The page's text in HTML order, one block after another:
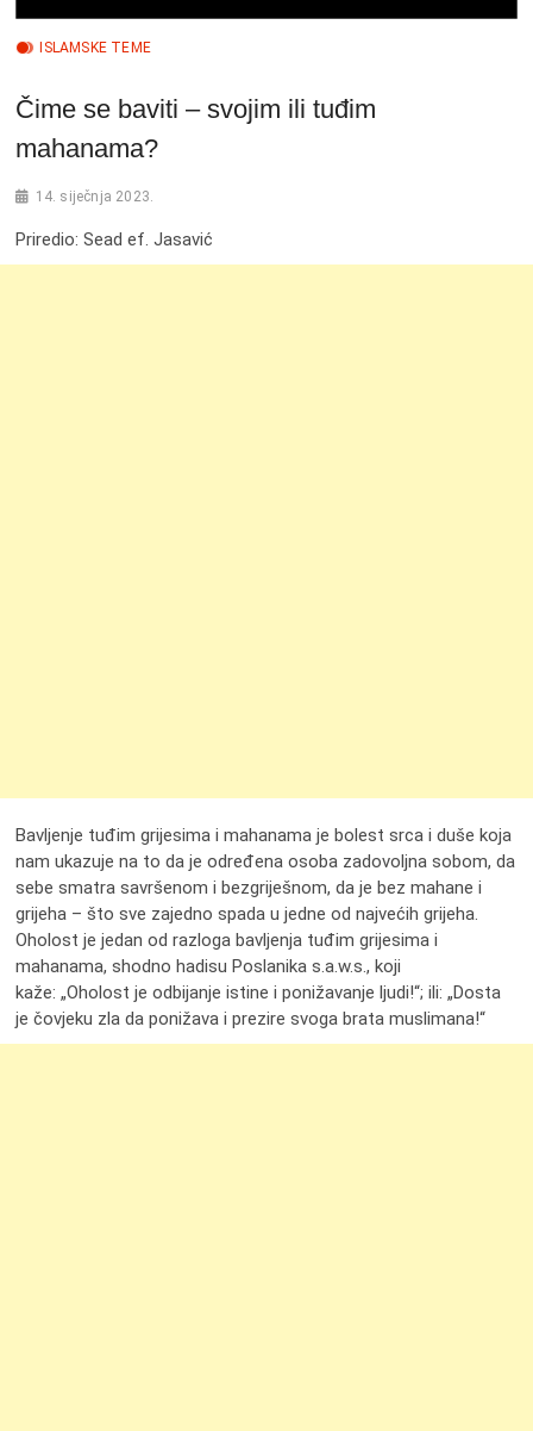
ISLAMSKE TEME
Čime se baviti – svojim ili tuđim
mahanama?
14. siječnja 2023.
Priredio: Sead ef. Jasavić
Bavljenje tuđim grijesima i mahanama je bolest srca i duše koja
nam ukazuje na to da je određena osoba zadovoljna sobom, da
sebe smatra savršenom i bezgriješnom, da je bez mahane i
grijeha – što sve zajedno spada u jedne od najvećih grijeha.
Oholost je jedan od razloga bavljenja tuđim grijesima i
mahanama, shodno hadisu Poslanika s.a.w.s., koji
kaže: „Oholost je odbijanje istine i ponižavanje ljudi!“; ili: „Dosta
je čovjeku zla da ponižava i prezire svoga brata muslimana!“